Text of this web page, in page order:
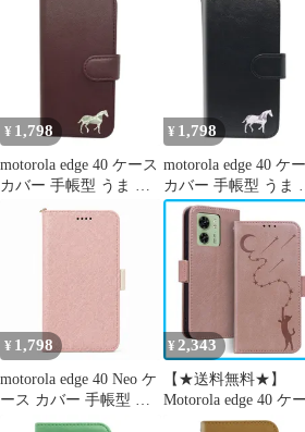
バー edge40ケース
edge40カバー "3q-4pl-
バー edge40ケース
edge40カバー "q-pl-
¥ 1,798
motorola edge 40 ケース
カバー 手帳型 うま 馬
edge 40ケース edge 40カ
バー edge40ケース
edge40カバー "3q-6pl-
¥ 1,798
motorola edge 40 ケ
カバー 手帳型 うま
edge 40ケース edge
バー edge40ケース
edge40カバー "3q-pl-
dn36
¥ 1,798
motorola edge 40 Neo ケ
ース カバー 手帳型 ツ
ートン edge 40 Neoケー
¥2,343
【★送料無料★】
Motorola edge 40 ケ
モトローラエッジ40